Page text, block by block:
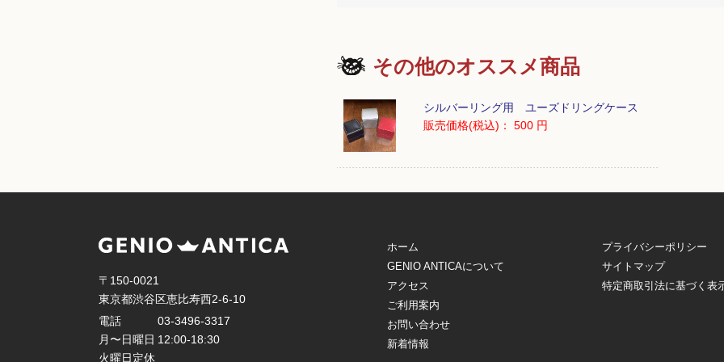
その他のオススメ商品
シルバーリング用 ユーズドリングケース
販売価格(税込)：
500 円
〒150-0021
東京都渋谷区恵比寿西2-6-10
電話
03-3496-3317
月〜日曜日 12:00-18:30
火曜日定休
ホーム
GENIO ANTICAについて
アクセス
ご利用案内
お問い合わせ
新着情報
プライバシーポリシー
サイトマップ
特定商取引法に基づく表